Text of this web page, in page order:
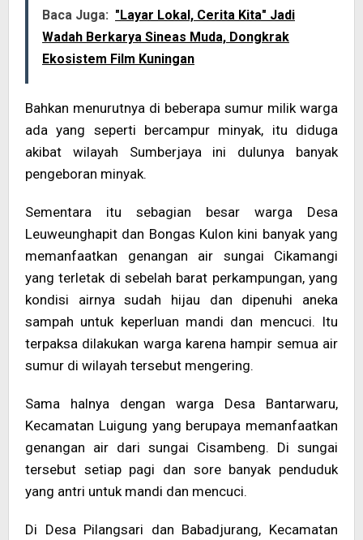
Baca Juga: "Layar Lokal, Cerita Kita" Jadi
Wadah Berkarya Sineas Muda, Dongkrak
Ekosistem Film Kuningan
Bahkan menurutnya di beberapa sumur milik warga
ada yang seperti bercampur minyak, itu diduga
akibat wilayah Sumberjaya ini dulunya banyak
pengeboran minyak.
Sementara itu sebagian besar warga Desa
Leuweunghapit dan Bongas Kulon kini banyak yang
memanfaatkan genangan air sungai Cikamangi
yang terletak di sebelah barat perkampungan, yang
kondisi airnya sudah hijau dan dipenuhi aneka
sampah untuk keperluan mandi dan mencuci. Itu
terpaksa dilakukan warga karena hampir semua air
sumur di wilayah tersebut mengering.
Sama halnya dengan warga Desa Bantarwaru,
Kecamatan Luigung yang berupaya memanfaatkan
genangan air dari sungai Cisambeng. Di sungai
tersebut setiap pagi dan sore banyak penduduk
yang antri untuk mandi dan mencuci.
Di Desa Pilangsari dan Babadjurang, Kecamatan